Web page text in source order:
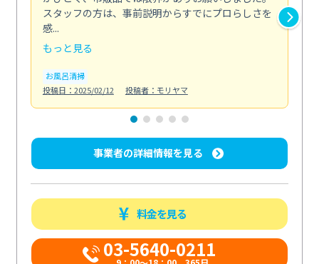
スタッフの方は、事前説明からすでにプロらしさを
感...
もっと見る
お風呂清掃
投稿日：2025/02/12
投稿者：モリヤマ
事業者の詳細情報を見る
料金を見る
03-5640-0211